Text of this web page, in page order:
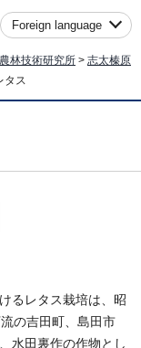
Foreign language
林技術研究所 > 志太榛原
タス
るレタス栽培は、昭
の吉田町、島田市
水田裏作の作物とし